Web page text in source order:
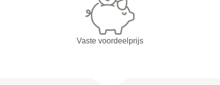
Vaste voordeelprijs